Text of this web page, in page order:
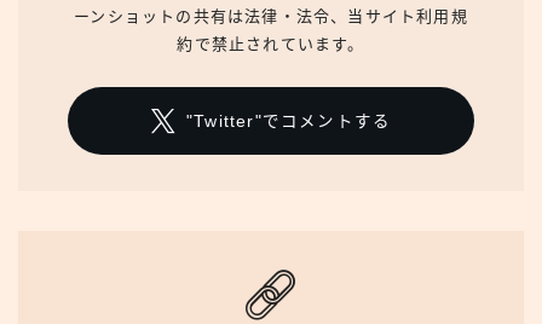
ーンショットの共有は法律・法令、当サイト利用規
約で禁止されています。
"Twitter"でコメントする